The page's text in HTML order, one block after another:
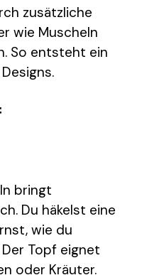
zusätzliche
wie Muscheln
So entsteht ein
bringt
Du häkelst eine
wie du
Topf eignet
oder Kräuter.